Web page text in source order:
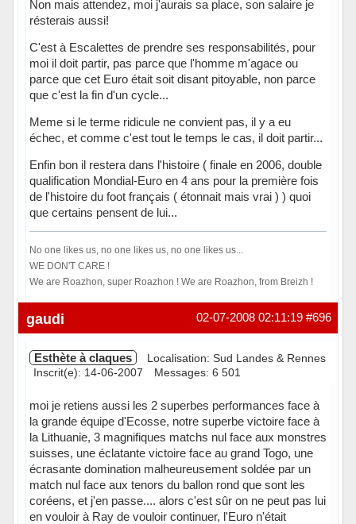
Non mais attendez, moi j'aurais sa place, son salaire je
résterais aussi!
C'est à Escalettes de prendre ses responsabilités, pour
moi il doit partir, pas parce que l'homme m'agace ou
parce que cet Euro était soit disant pitoyable, non parce
que c'est la fin d'un cycle...
Meme si le terme ridicule ne convient pas, il y a eu
échec, et comme c'est tout le temps le cas, il doit partir...
Enfin bon il restera dans l'histoire ( finale en 2006, double
qualification Mondial-Euro en 4 ans pour la première fois
de l'histoire du foot français ( étonnait mais vrai ) ) quoi
que certains pensent de lui...
No one likes us, no one likes us, no one likes us...
WE DON'T CARE !
We are Roazhon, super Roazhon ! We are Roazhon, from Breizh !
Hors ligne #696
02-07-2008 02:11:19
gaudi
Esthète à claques
Localisation: Sud Landes & Rennes
Inscrit(e): 14-06-2007
Messages: 6 501
moi je retiens aussi les 2 superbes performances face à
la grande équipe d'Ecosse, notre superbe victoire face à
la Lithuanie, 3 magnifiques matchs nul face aux monstres
suisses, une éclatante victoire face au grand Togo, une
écrasante domination malheureusement soldée par un
match nul face aux tenors du ballon rond que sont les
coréens, et j'en passe.... alors c'est sûr on ne peut pas lui
en vouloir à Ray de vouloir continuer, l'Euro n'était